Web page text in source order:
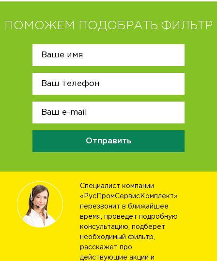
ПОМОЖЕМ ПОДОБРАТЬ ФИЛЬТР
Отправить
Специалист компании
«РусПромСервисКомплект»
перезвонит в ближайшее
время, проведет подробную
консультацию, подберет
необходимый фильтр,
расскажет про
действующие акции и